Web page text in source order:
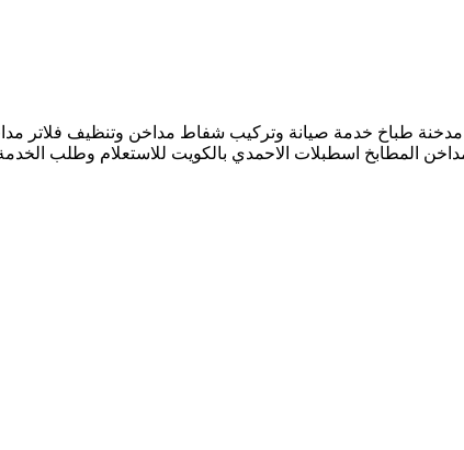
طباخ خدمة صيانة وتركيب شفاط مداخن وتنظيف فلاتر
المطابخ اسطبلات الاحمدي بالكويت للاستعلام وطلب